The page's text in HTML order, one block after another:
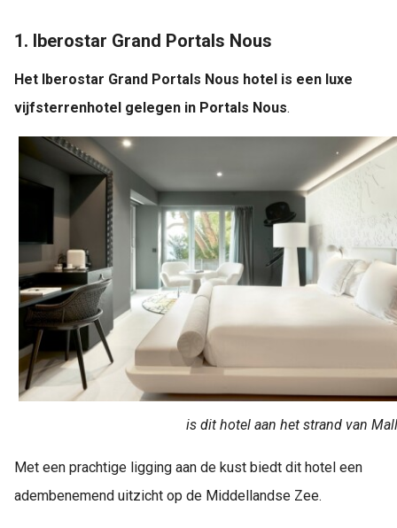
1. Iberostar Grand Portals Nous
Het Iberostar Grand Portals Nous hotel is een luxe
vijfsterrenhotel gelegen in Portals Nous.
is dit hotel aan het strand van
Met een prachtige ligging aan de kust biedt dit hotel een
adembenemend uitzicht op de Middellandse Zee.